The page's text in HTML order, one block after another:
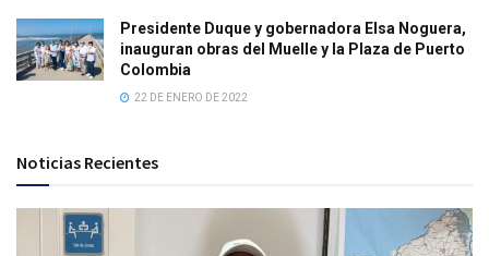
Presidente Duque y gobernadora Elsa Noguera,
inauguran obras del Muelle y la Plaza de Puerto
Colombia
22 DE ENERO DE 2022
Noticias Recientes